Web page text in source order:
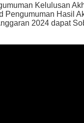
Kelulusan
Pengumuman Hasil
2024 dapat